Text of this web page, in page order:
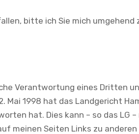
bitte ich Sie mich
Verantwortung eines Dritten
Mai 1998 hat das Landgericht
hat. Dies kann – so das LG
meinen Seiten Links zu